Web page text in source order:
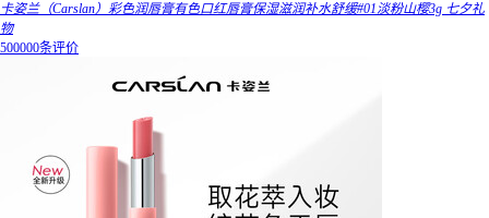
卡姿兰（Carslan）彩色润唇膏有色口红唇膏保湿滋润补水舒缓#01淡粉山樱3g 七夕礼
物
500000条评价